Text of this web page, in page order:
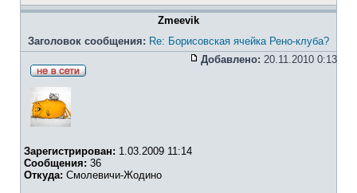
Zmeevik
Заголовок сообщения: Re: Борисовская ячейка Рено-клуба?
Добавлено: 20.11.2010 0:13
Зарегистрирован: 1.03.2009 11:14
Сообщения: 36
Откуда: Смолевичи-Жодино